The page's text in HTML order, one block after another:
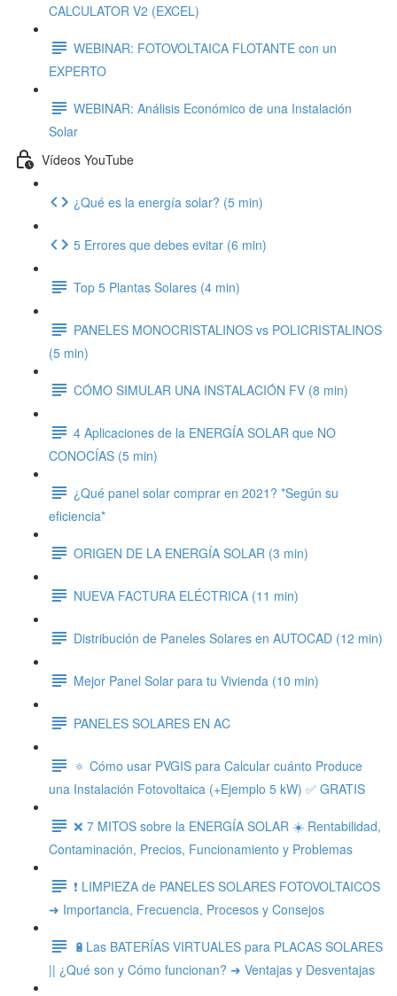
CALCULATOR V2 (EXCEL)
WEBINAR: FOTOVOLTAICA FLOTANTE con un
EXPERTO
WEBINAR: Análisis Económico de una Instalación
Solar
Vídeos YouTube
¿Qué es la energía solar? (5 min)
5 Errores que debes evitar (6 min)
Top 5 Plantas Solares (4 min)
PANELES MONOCRISTALINOS vs POLICRISTALINOS
(5 min)
CÓMO SIMULAR UNA INSTALACIÓN FV (8 min)
4 Aplicaciones de la ENERGÍA SOLAR que NO
CONOCÍAS (5 min)
¿Qué panel solar comprar en 2021? *Según su
eficiencia*
ORIGEN DE LA ENERGÍA SOLAR (3 min)
NUEVA FACTURA ELÉCTRICA (11 min)
Distribución de Paneles Solares en AUTOCAD (12 min)
Mejor Panel Solar para tu Vivienda (10 min)
PANELES SOLARES EN AC
🔅 Cómo usar PVGIS para Calcular cuánto Produce
una Instalación Fotovoltaica (+Ejemplo 5 kW) ✅ GRATIS
❌ 7 MITOS sobre la ENERGÍA SOLAR ☀️ Rentabilidad,
Contaminación, Precios, Funcionamiento y Problemas
❗ LIMPIEZA de PANELES SOLARES FOTOVOLTAICOS
➜ Importancia, Frecuencia, Procesos y Consejos
🔋Las BATERÍAS VIRTUALES para PLACAS SOLARES
|| ¿Qué son y Cómo funcionan? ➜ Ventajas y Desventajas